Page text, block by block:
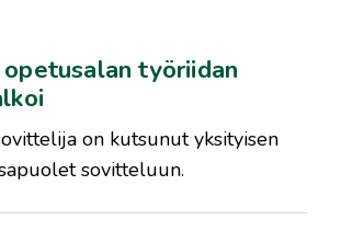
työriidan
on kutsunut yksityisen
sovitteluun.